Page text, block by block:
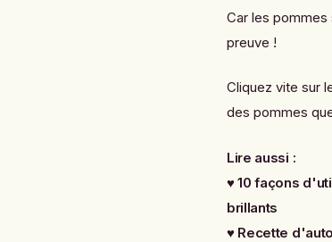
Car les pommes
preuve !
Cliquez vite sur
des pommes
Lire aussi :
♥10 façons
brillants
♥ Recette